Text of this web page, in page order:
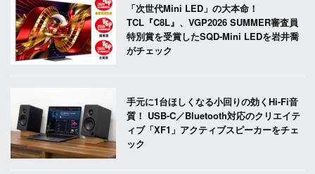
「次世代Mini LED」の大本命！
TCL『C8L』、VGP2026 SUMMER審査員
特別賞を受賞したSQD-Mini LEDを岩井喬
がチェック
手元に1台ほしくなる小回りの効くHi-Fi音
質！ USB-C／Bluetooth対応のクリエイテ
ィブ「XF1」アクティブスピーカーをチェ
ック